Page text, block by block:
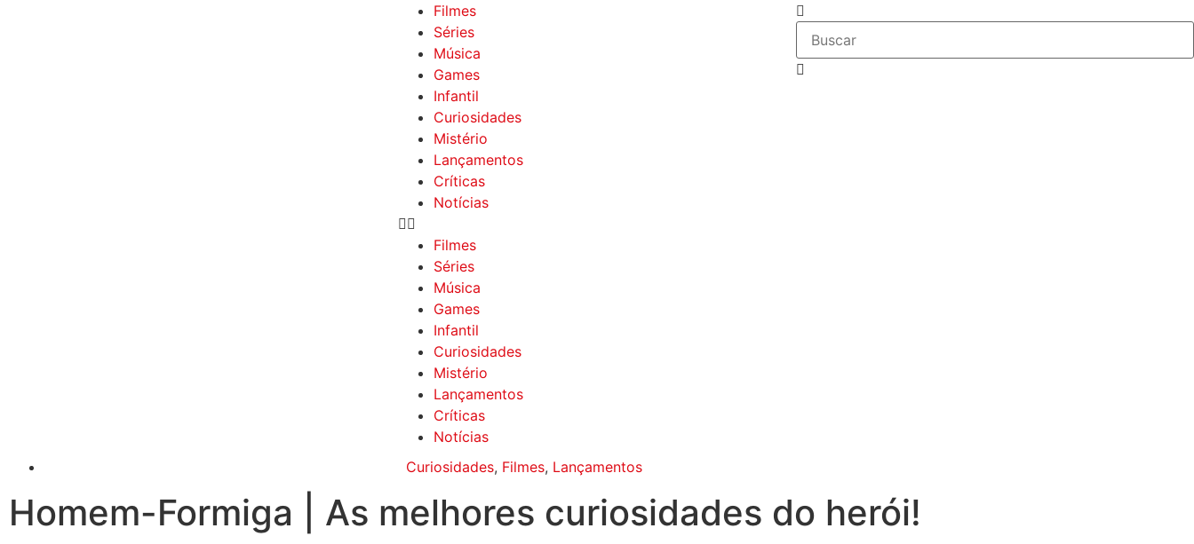
Filmes
Séries
Música
Games
Infantil
Curiosidades
Mistério
Lançamentos
Críticas
Notícias
Filmes
Séries
Música
Games
Infantil
Curiosidades
Mistério
Lançamentos
Críticas
Notícias
Curiosidades, Filmes, Lançamentos
Homem-Formiga | As melhores curiosidades do herói!